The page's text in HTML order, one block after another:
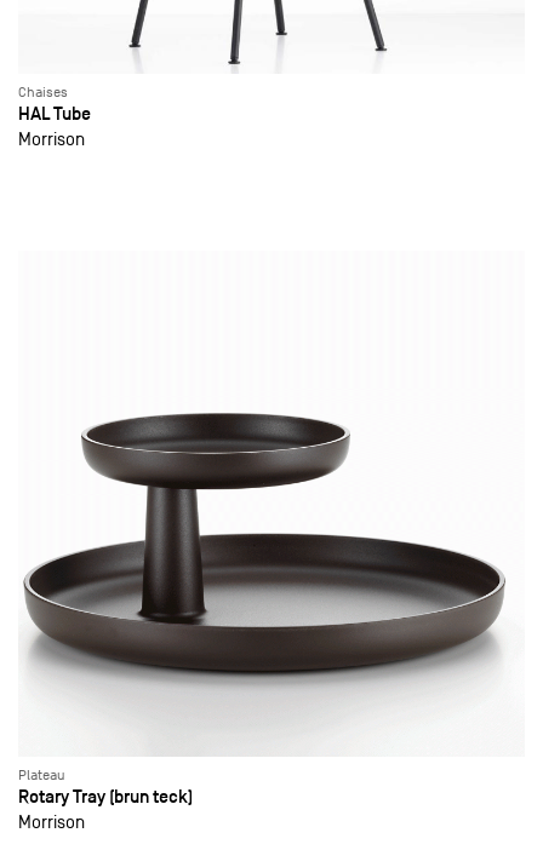
Chaises
HAL Tube
Morrison
Plateau
Rotary Tray (brun teck)
Morrison